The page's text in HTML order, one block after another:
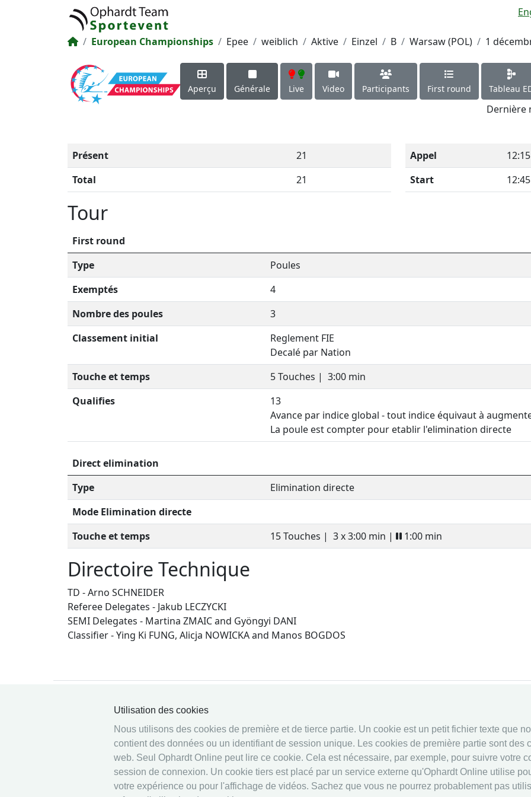
Utilisation des cookies
Nous utilisons des cookies de première et de tierce partie. Un cookie est un petit fichier texte que
contient des données ou un identifiant de session unique. Les cookies de première partie sont des
web. Seul Ophardt Online peut lire ce cookie. Cela est nécessaire, par exemple, pour suivre votre
session de connexion. Un cookie tiers est placé par un service externe qu'Ophardt Online utilise
votre expérience ou pour l'affichage de vidéos. Sachez que vous ne pourrez probablement pas
European Championships Epee weiblich Aktive Einzel B Warsaw (POL) 1
Aperçu Générale Live Video Participants First round Tableau
Dernière
Présent
21
Total
21
Appel
12:15
Start
12:45
Tour
First round
Type
Poules
Exemptés
4
Nombre des poules
3
Classement initial
Reglement FIE
Decalé par Nation
Touche et temps
5 Touches | 3:00 min
Qualifies
13
Avance par indice global - tout indice équivaut à
La poule est compter pour etablir l'elimination directe
Direct elimination
Type
Elimination directe
Mode Elimination directe
Touche et temps
15 Touches | 3 x 3:00 min | 1:00 min
Directoire Technique
TD - Arno SCHNEIDER
Referee Delegates - Jakub LECZYCKI
SEMI Delegates - Martina ZMAIC and Gyöngyi DANI
Classifier - Ying Ki FUNG, Alicja NOWICKA and Manos BOGDOS
© 2026 Ophardt Team
Sportevent
Archive
Vidéos
Médias
Système en
Calendrier
Classement